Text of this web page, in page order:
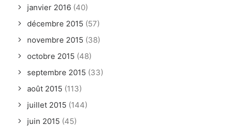
janvier 2016 (40)
décembre 2015 (57)
novembre 2015 (38)
octobre 2015 (48)
septembre 2015 (33)
août 2015 (113)
juillet 2015 (144)
juin 2015 (45)